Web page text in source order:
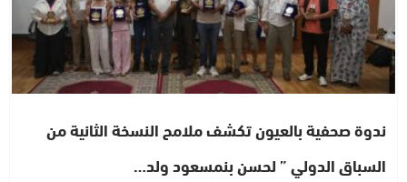
ندوة صحفية بالعيون تكشف ملامح النسخة الثانية من
السباق الدولي ” لحسن بنمسعود ولد…